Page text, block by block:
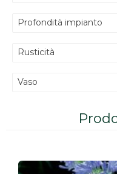
Profondità impianto
Rusticità
Vaso